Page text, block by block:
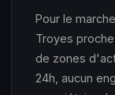
Pour le
Troyes
de zones
24h, aucun